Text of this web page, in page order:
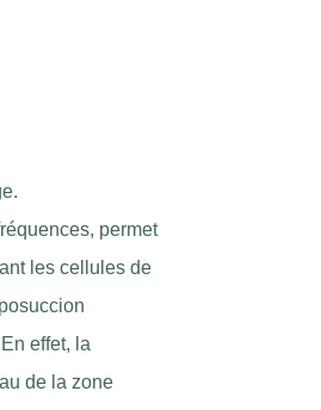
permet
les cellules de
effet, la
de la zone